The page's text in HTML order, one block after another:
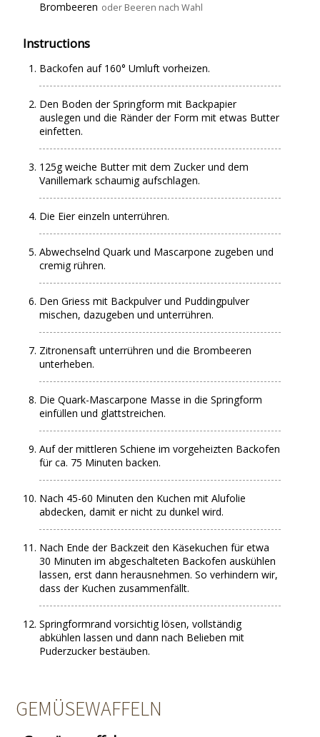
Brombeeren oder Beeren nach Wahl
Instructions
Backofen auf 160° Umluft vorheizen.
Den Boden der Springform mit Backpapier
auslegen und die Ränder der Form mit etwas Butter
einfetten.
125g weiche Butter mit dem Zucker und dem
Vanillemark schaumig aufschlagen.
Die Eier einzeln unterrühren.
Abwechselnd Quark und Mascarpone zugeben und
cremig rühren.
Den Griess mit Backpulver und Puddingpulver
mischen, dazugeben und unterrühren.
Zitronensaft unterrühren und die Brombeeren
unterheben.
Die Quark-Mascarpone Masse in die Springform
einfüllen und glattstreichen.
Auf der mittleren Schiene im vorgeheizten Backofen
für ca. 75 Minuten backen.
Nach 45-60 Minuten den Kuchen mit Alufolie
abdecken, damit er nicht zu dunkel wird.
Nach Ende der Backzeit den Käsekuchen für etwa
30 Minuten im abgeschalteten Backofen auskühlen
lassen, erst dann herausnehmen. So verhindern wir,
dass der Kuchen zusammenfällt.
Springformrand vorsichtig lösen, vollständig
abkühlen lassen und dann nach Belieben mit
Puderzucker bestäuben.
GEMÜSEWAFFELN